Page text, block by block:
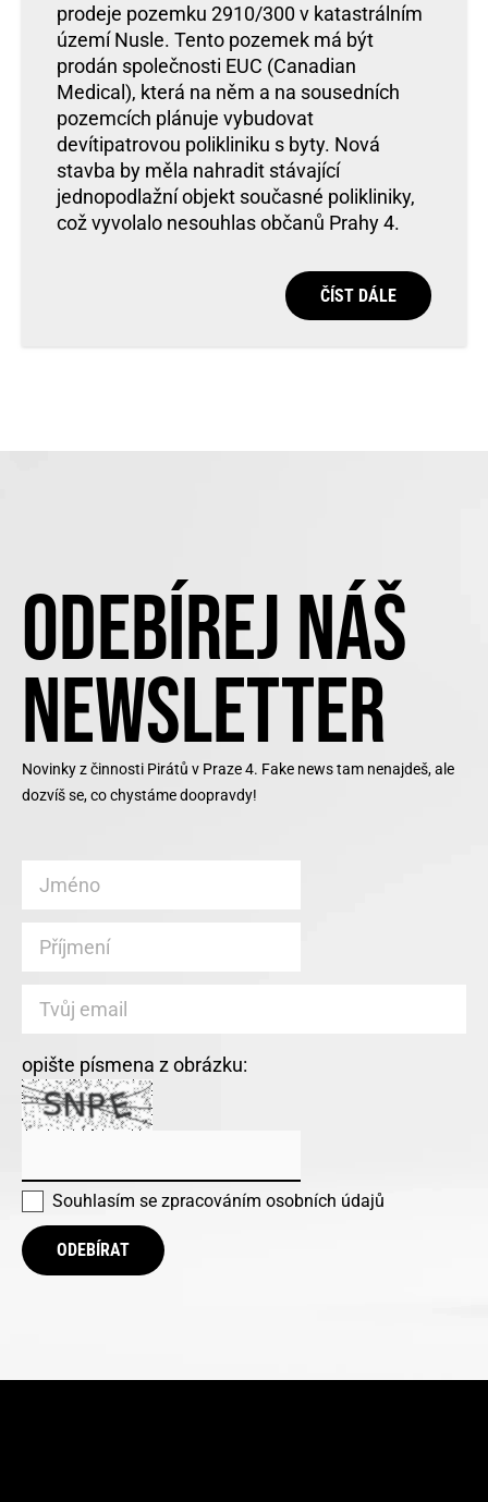
prodeje pozemku 2910/300 v katastrálním
území Nusle. Tento pozemek má být
prodán společnosti EUC (Canadian
Medical), která na něm a na sousedních
pozemcích plánuje vybudovat
devítipatrovou polikliniku s byty. Nová
stavba by měla nahradit stávající
jednopodlažní objekt současné polikliniky,
což vyvolalo nesouhlas občanů Prahy 4.
ČÍST DÁLE
ODEBÍREJ NÁŠ
NEWSLETTER
Novinky z činnosti Pirátů v Praze 4. Fake news tam nenajdeš, ale
dozvíš se, co chystáme doopravdy!
opište písmena z obrázku:
Souhlasím se zpracováním osobních údajů
ODEBÍRAT